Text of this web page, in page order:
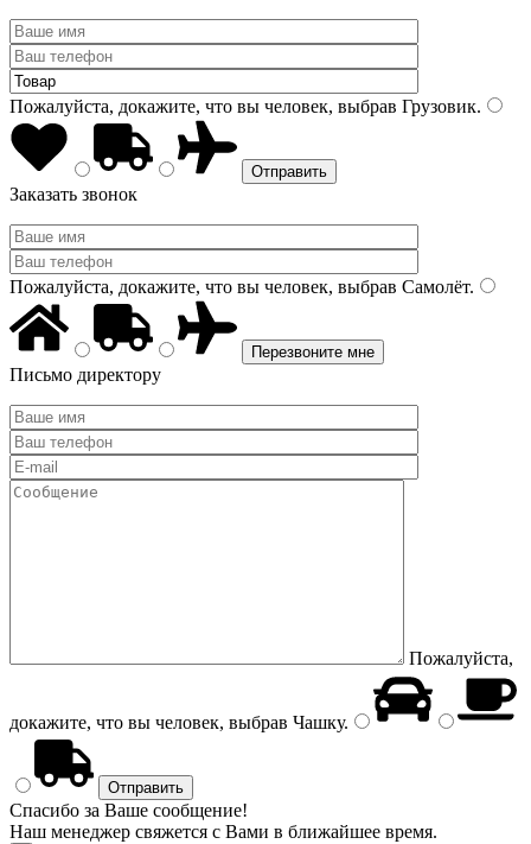
Пожалуйста, докажите, что вы человек, выбрав Грузовик.
Заказать звонок
Пожалуйста, докажите, что вы человек, выбрав Самолёт.
Письмо директору
Пожалуйста,
докажите, что вы человек, выбрав Чашку.
Спасибо за Ваше сообщение!
Наш менеджер свяжется с Вами в ближайшее время.